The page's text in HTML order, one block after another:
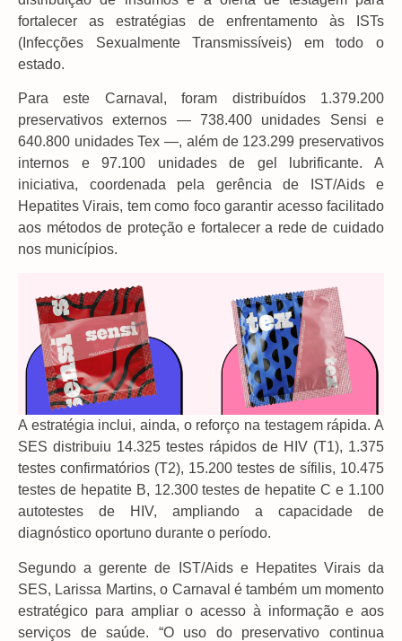
fortalecer as estratégias de enfrentamento às ISTs
(Infecções Sexualmente Transmissíveis) em todo o
estado.
Para este Carnaval, foram distribuídos 1.379.200
preservativos externos — 738.400 unidades Sensi e
640.800 unidades Tex —, além de 123.299 preservativos
internos e 97.100 unidades de gel lubrificante. A
iniciativa, coordenada pela gerência de IST/Aids e
Hepatites Virais, tem como foco garantir acesso facilitado
aos métodos de proteção e fortalecer a rede de cuidado
nos municípios.
A estratégia inclui, ainda, o reforço na testagem rápida. A
SES distribuiu 14.325 testes rápidos de HIV (T1), 1.375
testes confirmatórios (T2), 15.200 testes de sífilis, 10.475
testes de hepatite B, 12.300 testes de hepatite C e 1.100
autotestes de HIV, ampliando a capacidade de
diagnóstico oportuno durante o período.
Segundo a gerente de IST/Aids e Hepatites Virais da
SES, Larissa Martins, o Carnaval é também um momento
estratégico para ampliar o acesso à informação e aos
serviços de saúde. “O uso do preservativo continua